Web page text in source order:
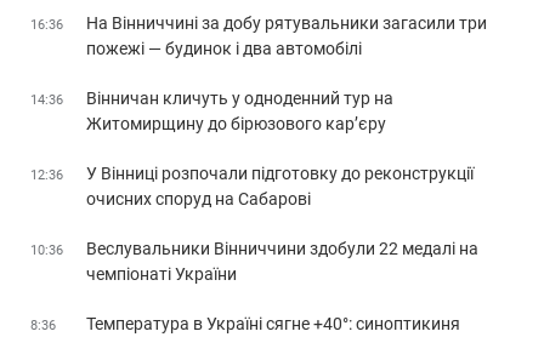
16:36
На Вінниччині за добу рятувальники загасили три
пожежі — будинок і два автомобілі
14:36
Вінничан кличуть у одноденний тур на
Житомирщину до бірюзового кар’єру
12:36
У Вінниці розпочали підготовку до реконструкції
очисних споруд на Сабарові
10:36
Веслувальники Вінниччини здобули 22 медалі на
чемпіонаті України
8:36
Температура в Україні сягне +40°: синоптикиня